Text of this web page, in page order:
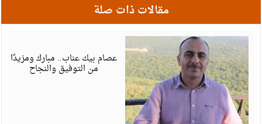
مقالات ذات صلة
عصام بيك عناب.. مبارك ومزيدًا
من التوفيق والنجاح